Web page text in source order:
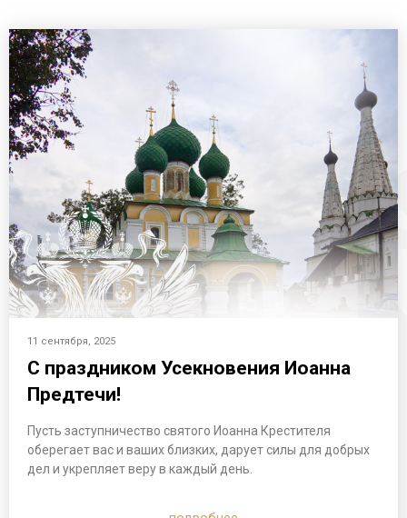
11 сентября, 2025
С праздником Усекновения Иоанна
Предтечи!
Пусть заступничество святого Иоанна Крестителя
оберегает вас и ваших близких, дарует силы для добрых
дел и укрепляет веру в каждый день.